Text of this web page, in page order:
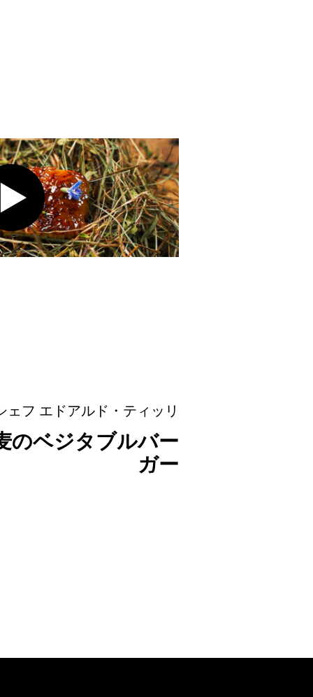
ェフ エドアルド・ティッリ
のベジタブルバー
ガー